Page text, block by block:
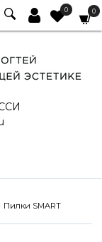
0 0
Пилки SMART